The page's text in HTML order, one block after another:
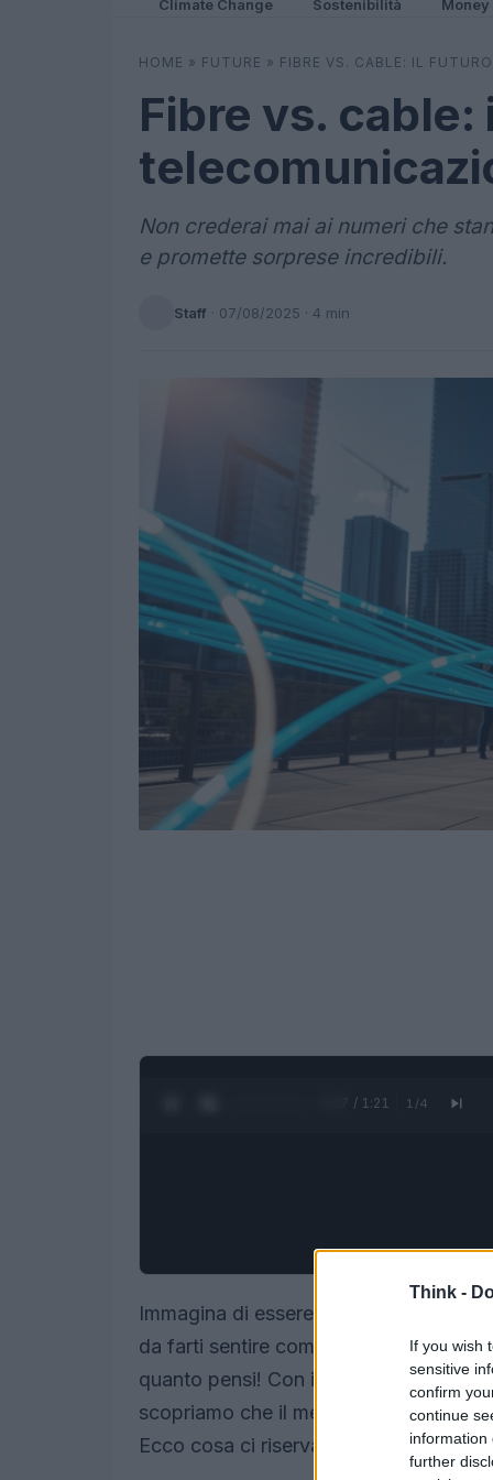
Think -
If you wish
sensitive
confirm
continue
information
further
Climate Change Sostenibilità Money
HOME » FUTURE » FIBRE VS. CABLE: IL
Fibre vs.
Non crederai mai ai numeri che
e promette sorprese incredibili.
Staff · 07/08/2025 · 4 min
0:28 / 1:21 1 /4
Immagina di essere catapultato in un
da farti sentire come se avessi un
quanto pensi! Con il rapporto di PwC
scopriamo che il mercato del
Ecco cosa ci riserva il 2029!